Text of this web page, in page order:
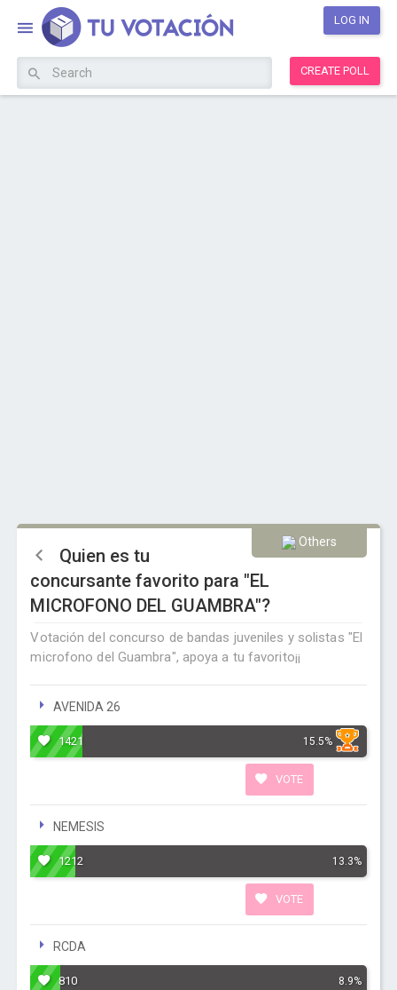
LOG IN
CREATE POLL
Others
Quien es tu
concursante favorito para "EL
MICROFONO DEL GUAMBRA"?
Votación del concurso de bandas juveniles y solistas "El
microfono del Guambra", apoya a tu favorito¡¡
AVENIDA 26
1421 15.5%
VOTE
NEMESIS
1212 13.3%
VOTE
RCDA
810 8.9%